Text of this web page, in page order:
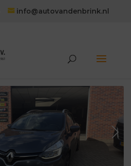
info@autovandenbrink.nl